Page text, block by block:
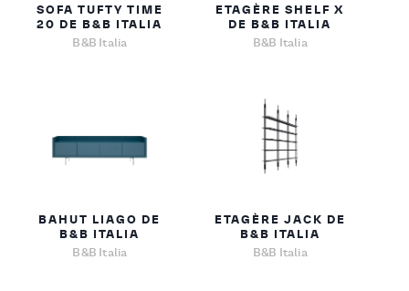
SOFA TUFTY TIME
20 DE B&B ITALIA
B&B Italia
ETAGÈRE SHELF X
DE B&B ITALIA
B&B Italia
BAHUT LIAGO DE
B&B ITALIA
B&B Italia
ETAGÈRE JACK DE
B&B ITALIA
B&B Italia